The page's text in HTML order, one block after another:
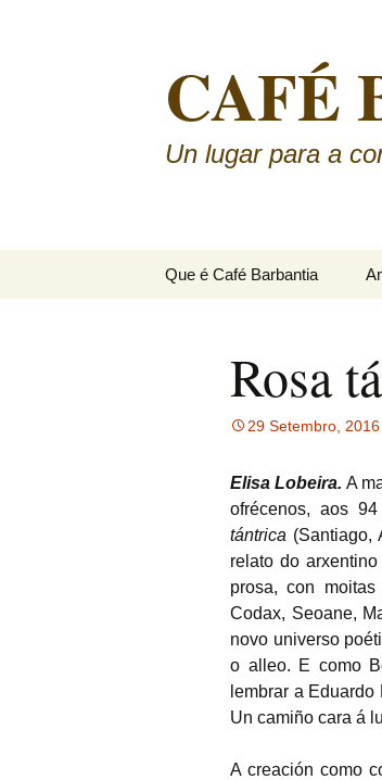
CAFÉ
Un lugar para a
Que é Café Barbantia
Rosa
29 Setembro, 2016
Elisa Lobeira. A
ofrécenos, aos
tántrica (Santiago,
relato do
prosa, con
Codax, Seoane,
novo universo
o alleo. E como
lembrar a
Un camiño cara á
A creación como